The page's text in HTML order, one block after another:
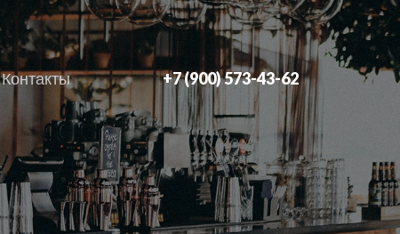
Контакты +7 (900) 573-43-62